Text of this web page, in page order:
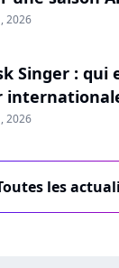
2026
Singer : qui
2026
les